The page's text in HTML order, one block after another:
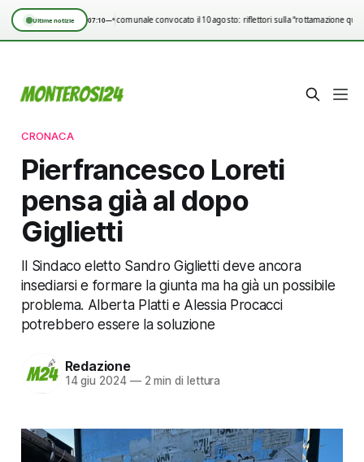
Ultime notizie 07:10—°
Consiglio comunale convocato il 10 agosto: riflettori sulla “rottamazione
CRONACA
Pierfrancesco Loreti
pensa già al dopo
Giglietti
Il Sindaco eletto Sandro Giglietti deve ancora
insediarsi e formare la giunta ma ha già un possibile
problema. Alberta Platti e Alessia Procacci
potrebbero essere la soluzione
Redazione
14 giu 2024 —2 min di lettura